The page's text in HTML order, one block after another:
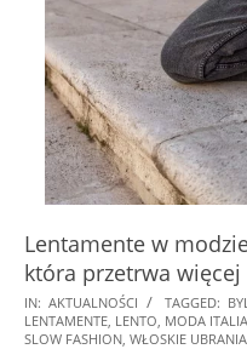
Lentamente w
która przetrwa
2024-
12-
IN: AKTUALNOŚCI TAGGED:
LENTAMENTE, LENTO, MODA ITALIA
SLOW FASHION, WŁOSKIE UBRANIA